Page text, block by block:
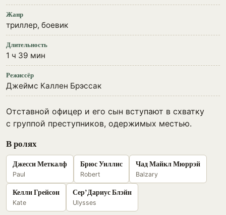
Жанр
триллер, боевик
Длительность
1 ч 39 мин
Режиссёр
Джеймс Каллен Брэссак
Отставной офицер и его сын вступают в схватку
с группой преступников, одержимых местью.
В ролях
Джесси Меткалф
Paul
Брюс Уиллис
Robert
Чад Майкл Мюррэй
Balzary
Келли Грейсон
Kate
Сер’Дариус Блэйн
Ulysses